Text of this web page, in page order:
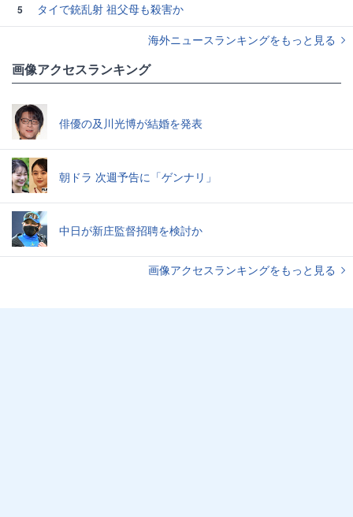
5
タイで銃乱射 祖父母も殺害か
海外ニュースランキングをもっと見る
画像アクセスランキング
俳優の及川光博が結婚を発表
朝ドラ 次週予告に「ゲンナリ」
中日が新庄監督招聘を検討か
画像アクセスランキングをもっと見る